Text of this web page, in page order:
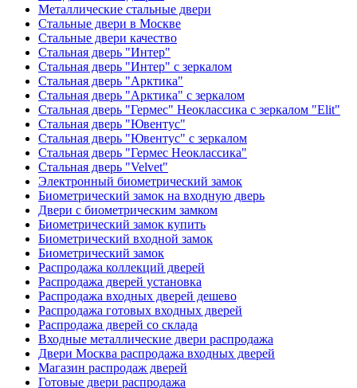
Металлические стальные двери
Стальные двери в Москве
Стальные двери качество
Стальная дверь "Интер"
Стальная дверь "Интер" с зеркалом
Стальная дверь "Арктика"
Стальная дверь "Арктика" с зеркалом
Стальная дверь "Гермес" Неоклассика с зеркалом "Elit"
Стальная дверь "Ювентус"
Стальная дверь "Ювентус" с зеркалом
Стальная дверь "Гермес Неоклассика"
Стальная дверь "Velvet"
Электронный биометрический замок
Биометрический замок на входную дверь
Двери с биометрическим замком
Биометрический замок купить
Биометрический входной замок
Биометрический замок
Распродажа коллекций дверей
Распродажа дверей установка
Распродажа входных дверей дешево
Распродажа готовых входных дверей
Распродажа дверей со склада
Входные металлические двери распродажа
Двери Москва распродажа входных дверей
Магазин распродаж дверей
Готовые двери распродажа